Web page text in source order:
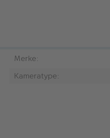
Merke:
Kameratype: